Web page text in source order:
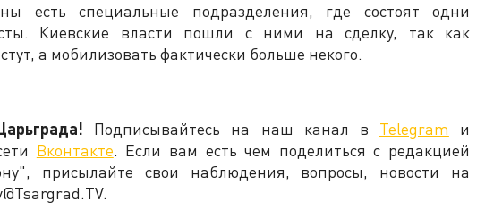
есть специальные подразделения, где состоят одни
Киевские власти пошли с ними на сделку, так как
а мобилизовать фактически больше некого.
Подписывайтесь на наш канал в Telegram и
Вконтакте. Если вам есть чем поделиться с редакцией
присылайте свои наблюдения, вопросы, новости на